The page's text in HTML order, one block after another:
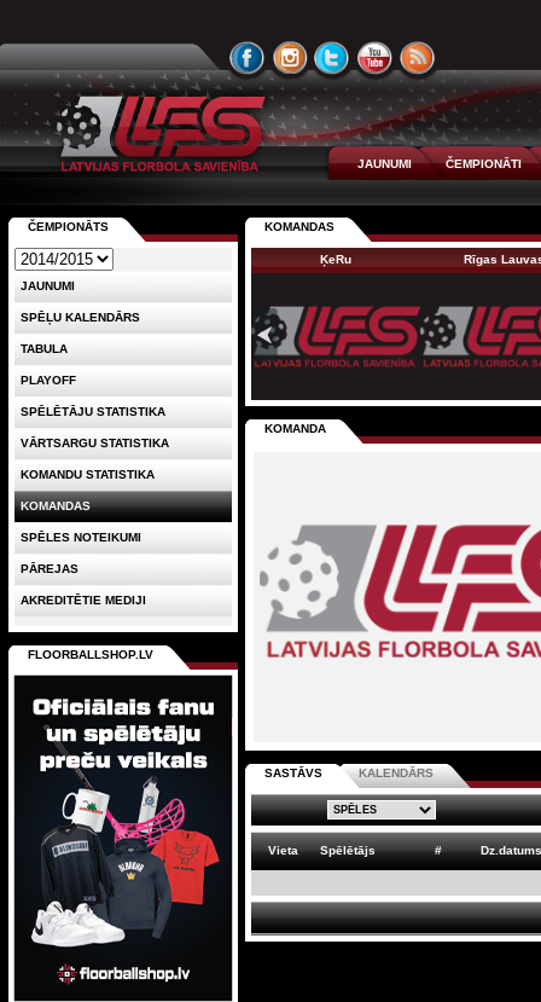
JAUNUMI ČEMPIONĀTI
KOMANDAS
ĶeRu Rīgas
KOMANDA
SASTĀVS KALENDĀRS
Vieta Spēlētājs # Dz.datums
ČEMPIONĀTS
JAUNUMI
SPĒĻU KALENDĀRS
TABULA
PLAYOFF
SPĒLĒTĀJU STATISTIKA
VĀRTSARGU STATISTIKA
KOMANDU STATISTIKA
KOMANDAS
SPĒLES NOTEIKUMI
PĀREJAS
AKREDITĒTIE MEDIJI
FLOORBALLSHOP.LV